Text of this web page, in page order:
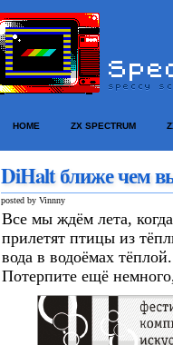
HOME ZX SPECTRUM
DiHalt ближе чем
posted by Vinnny
Все мы ждём лета,
прилетят птицы из
вода в водоёмах
Потерпите ещё